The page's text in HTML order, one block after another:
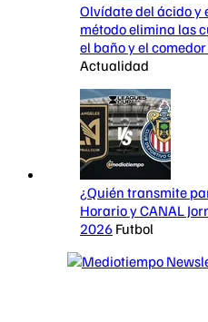
Olvídate del ácido y
método elimina las
el baño y el
Actualidad
¿Quién transmite
Horario y CANAL
2026 Futbol